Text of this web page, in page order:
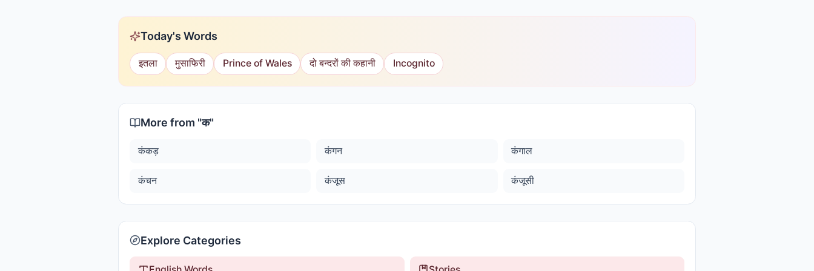
Today's Words
इतला मुसाफिरी Prince of Wales दो बन्दरों की कहानी Incognito
More from "क"
कंकड़ कंगन कंगाल
कंचन कंजूस कंजूसी
Explore Categories